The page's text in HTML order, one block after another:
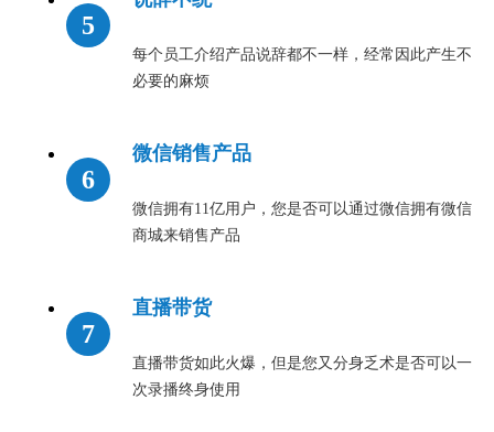
每个员工介绍产品说辞都不一样，经常因此产生不
必要的麻烦
微信销售产品
微信拥有11亿用户，您是否可以通过微信拥有微信
商城来销售产品
直播带货
直播带货如此火爆，但是您又分身乏术是否可以一
次录播终身使用